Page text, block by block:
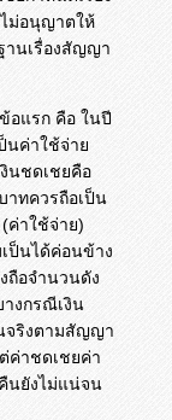
ไม่อนุญาตให้
านเรื่องสัญญา
อแรก คือ ในปี
นค่าใช้จ่าย
นชดเชยคือ
าทควรถือเป็น
ค่าใช้จ่าย)
ป็นได้ค่อนข้าง
ถือจำนวนดัง
างกรณีเงิน
จริงตามสัญญา
ค่าชดเชยค่า
นยังไม่แน่จน